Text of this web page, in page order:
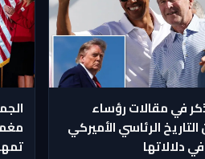
في مقالات رؤساء
الرئاسي الأميركي
دلالاتها